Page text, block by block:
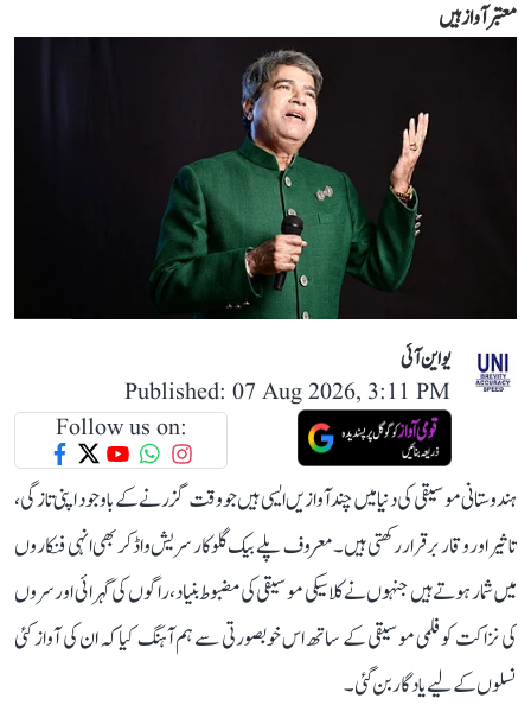
معتبر آواز ہیں
یو این آئی
Published: 07 Aug 2026, 3:11 PM
Follow us on:
ہندوستانی موسیقی کی دنیا میں چند آوازیں ایسی ہیں جو وقت گزرنے کے باوجود اپنی تازگی،
تاثیر اور وقار برقرار رکھتی ہیں۔ معروف پلے بیک گلوکار سریش واڈکر بھی انہی فنکاروں
میں شمار ہوتے ہیں جنہوں نے کلاسیکی موسیقی کی مضبوط بنیاد، راگوں کی گہرائی اور سروں
کی نزاکت کو فلمی موسیقی کے ساتھ اس خوبصورتی سے ہم آہنگ کیا کہ ان کی آواز کئی
نسلوں کے لیے یادگار بن گئی۔